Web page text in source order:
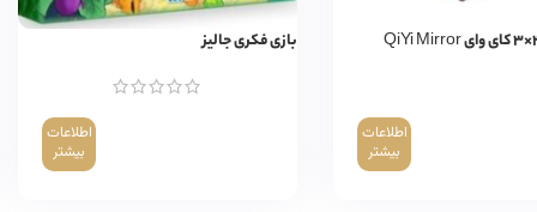
روبیک آینه ۳×۳ کای وای QiYi Mirror
اطلاعات
بیشتر
بازی فکری جالیز
اطلاعات
بیشتر